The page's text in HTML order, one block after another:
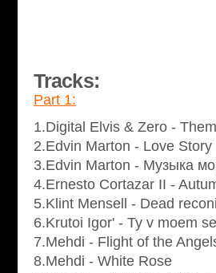
Tracks:
Part 1:
1.Digital Elvis & Zero -
2.Edvin Marton - Love Story
3.Edvin Marton - Музыка
4.Ernesto Cortazar II -
5.Klint Mensell - Dead
6.Krutoi Igor' - Ty v moem
7.Mehdi - Flight of the
8.Mehdi - White Rose